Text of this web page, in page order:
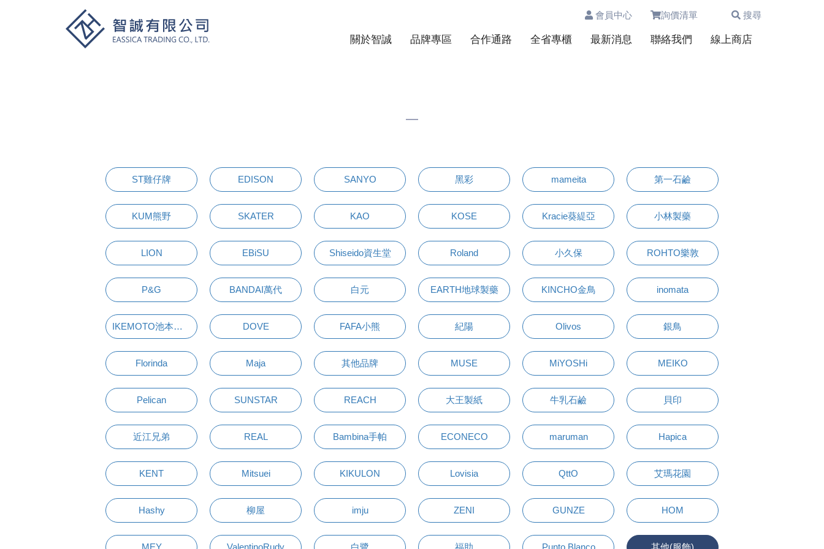
會員中心 詢價清單 搜尋
關於智誠 品牌專區 合作通路 全省專櫃 最新消息 聯絡我們 線上商店
ST雞仔牌 EDISON SANYO 黑彩 mameita 第一石鹼
KUM熊野 SKATER KAO KOSE Kracie葵緹亞 小林製藥
LION EBiSU Shiseido資生堂 Roland 小久保 ROHTO樂敦
P&G BANDAI萬代 白元 EARTH地球製藥 KINCHO金鳥 inomata
IKEMOTO池本刷子 DOVE FAFA小熊 紀陽 Olivos 銀鳥
Florinda Maja 其他品牌 MUSE MiYOSHi MEIKO
Pelican SUNSTAR REACH 大王製紙 牛乳石鹼 貝印
近江兄弟 REAL Bambina手帕 ECONECO maruman Hapica
KENT Mitsuei KIKULON Lovisia QttO 艾瑪花園
Hashy 柳屋 imju ZENI GUNZE HOM
MEY ValentinoRudy 白鷺 福助 Punto Blanco 其他(服飾)